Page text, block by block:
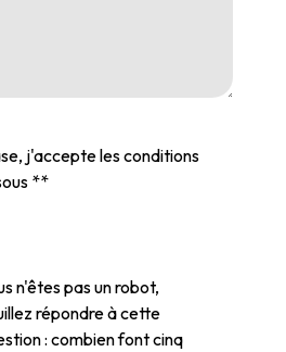
j'accepte les conditions
**
n'êtes pas un robot,
répondre à cette
: combien font cinq